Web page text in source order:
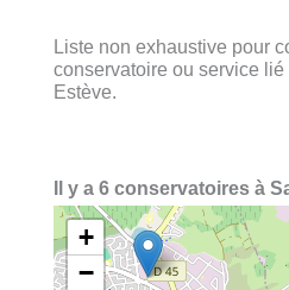
Liste non exhaustive pour
conservatoire ou service
Estève.
Il y a 6 conservatoires à
+
−